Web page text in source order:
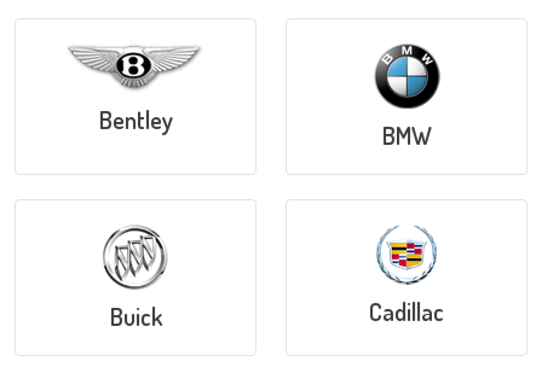
Bentley BMW
Buick Cadillac